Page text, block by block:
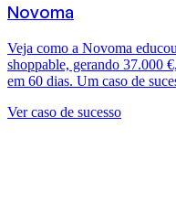
Novoma
Veja como a Novoma
shoppable, gerando 37.000
em 60 dias. Um caso de
Ver caso de sucesso